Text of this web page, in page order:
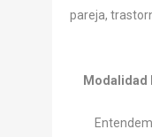
pareja,
Modalidad